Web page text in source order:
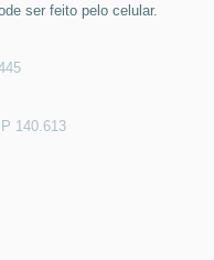
ser feito pelo celular.
140.613